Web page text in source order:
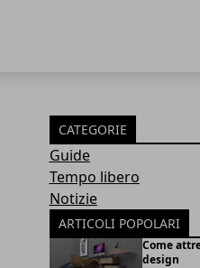
CATEGORIE
Guide
Tempo libero
Notizie
ARTICOLI POPOLARI
Come
design